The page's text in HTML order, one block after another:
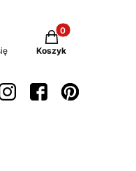
Produkty w
Koszyk